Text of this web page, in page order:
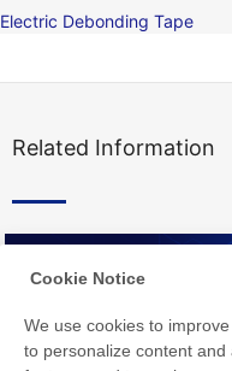
Electric Debonding Tape
Related Information
Cookie Notice
We use cookies to
to personalize content